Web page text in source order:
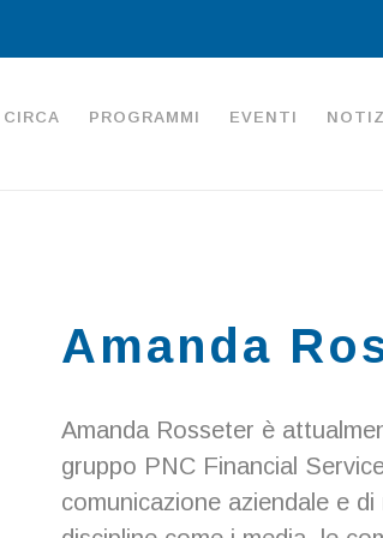
CIRCA PROGRAMMI EVENTI
Amanda
Amanda Rosseter è
gruppo PNC Financial
comunicazione aziendale e